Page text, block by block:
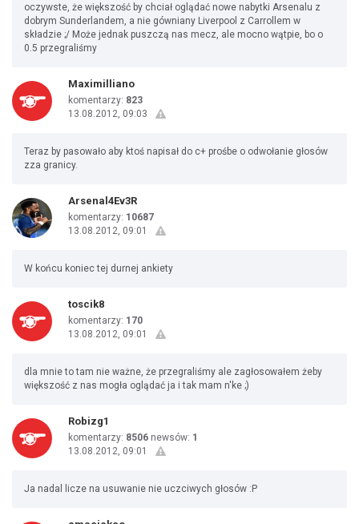
oczywste, że większość by chciał oglądać nowe nabytki Arsenalu z
dobrym Sunderlandem, a nie gówniany Liverpool z Carrollem w
składzie ;/ Może jednak puszczą nas mecz, ale mocno wątpie, bo o
0.5 przegraliśmy
Maximilliano
komentarzy: 823
13.08.2012, 09:03
Teraz by pasowało aby ktoś napisał do c+ prośbe o odwołanie głosów
zza granicy.
Arsenal4Ev3R
komentarzy: 10687
13.08.2012, 09:01
W końcu koniec tej durnej ankiety
toscik8
komentarzy: 170
13.08.2012, 09:01
dla mnie to tam nie ważne, że przegraliśmy ale zagłosowałem żeby
większość z nas mogła oglądać ja i tak mam n'ke ;)
Robizg1
komentarzy: 8506 newsów: 1
13.08.2012, 09:01
Ja nadal licze na usuwanie nie uczciwych głosów :P